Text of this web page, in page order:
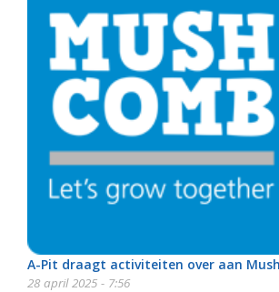
A-Pit draagt activiteiten over aan
28 april 2025 - 7:56